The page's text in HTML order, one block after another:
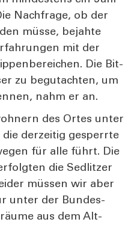
Nach­fra­ge, ob der
müs­se, bejah­te
mit der
Die Bit­
zu begut­ach­ten, um
nahm er an.
des Ortes unter
der­zei­tig gesperr­te
für alle führt. Die
die Sedlit­zer
müs­sen wir aber
unter der Bun­des­
aus dem Alt­